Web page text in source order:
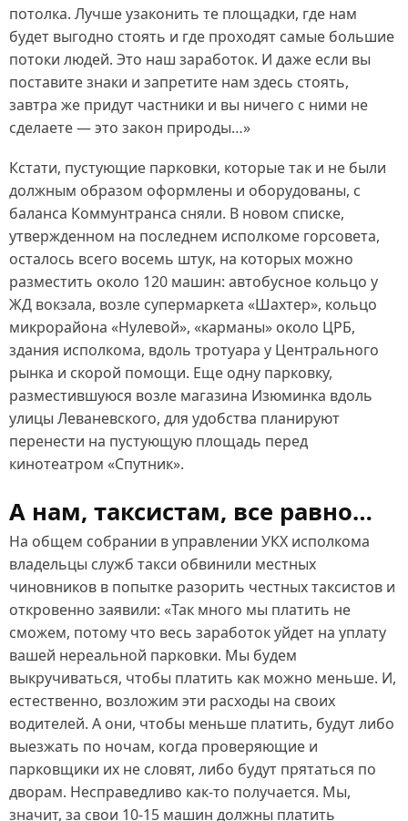
потолка. Лучше узаконить те площадки, где нам
будет выгодно стоять и где проходят самые большие
потоки людей. Это наш заработок. И даже если вы
поставите знаки и запретите нам здесь стоять,
завтра же придут частники и вы ничего с ними не
сделаете — это закон природы…»
Кстати, пустующие парковки, которые так и не были
должным образом оформлены и оборудованы, с
баланса Коммунтранса сняли. В новом списке,
утвержденном на последнем исполкоме горсовета,
осталось всего восемь штук, на которых можно
разместить около 120 машин: автобусное кольцо у
ЖД вокзала, возле супермаркета «Шахтер», кольцо
микрорайона «Нулевой», «карманы» около ЦРБ,
здания исполкома, вдоль тротуара у Центрального
рынка и скорой помощи. Еще одну парковку,
разместившуюся возле магазина Изюминка вдоль
улицы Леваневского, для удобства планируют
перенести на пустующую площадь перед
кинотеатром «Спутник».
А нам, таксистам, все равно…
На общем собрании в управлении УКХ исполкома
владельцы служб такси обвинили местных
чиновников в попытке разорить честных таксистов и
откровенно заявили: «Так много мы платить не
сможем, потому что весь заработок уйдет на уплату
вашей нереальной парковки. Мы будем
выкручиваться, чтобы платить как можно меньше. И,
естественно, возложим эти расходы на своих
водителей. А они, чтобы меньше платить, будут либо
выезжать по ночам, когда проверяющие и
парковщики их не словят, либо будут прятаться по
дворам. Несправедливо как‑то получается. Мы,
значит, за свои 10‑15 машин должны платить